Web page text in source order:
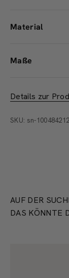
Material
Maße
Details zur
SKU: sn-
AUF DER
DAS KÖNNTE